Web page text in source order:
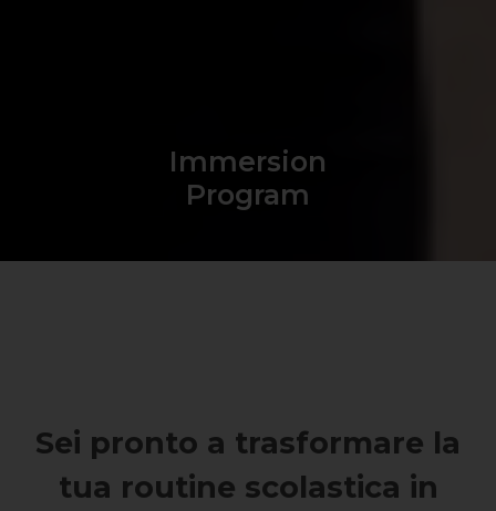
Immersion
Program
Sei pronto a trasformare la
tua routine scolastica in